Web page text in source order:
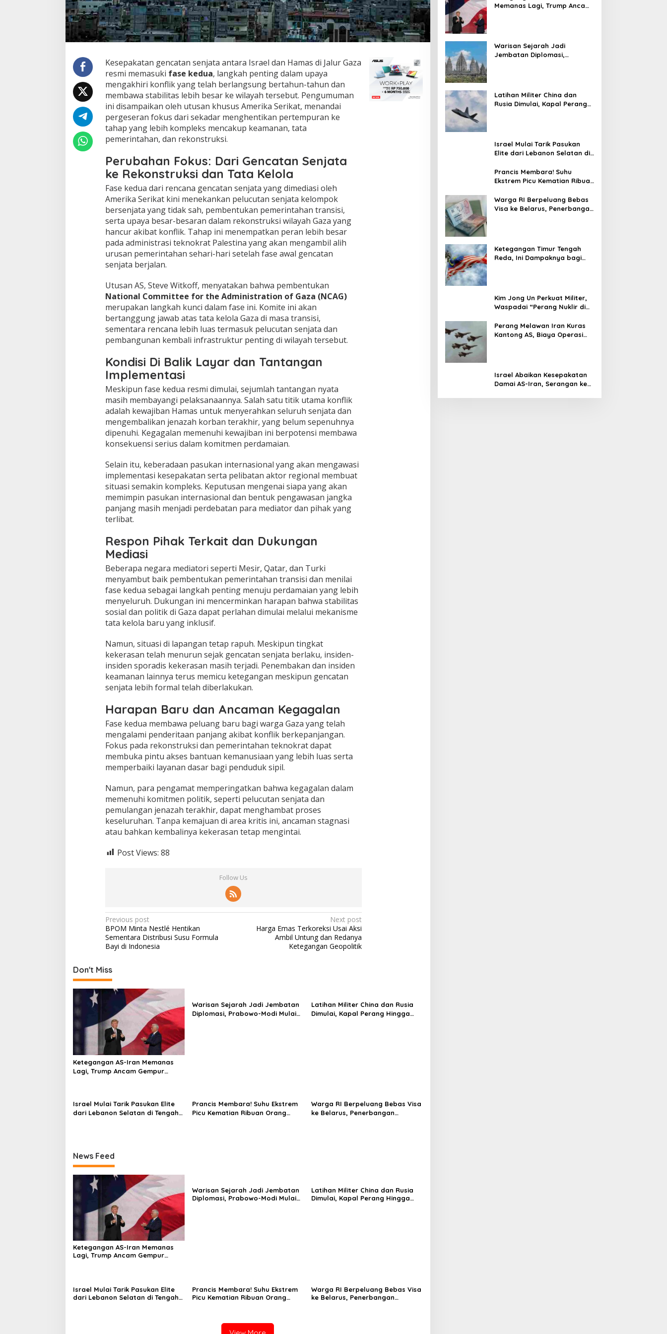
i
m
u
l
a
T
a
n
t
a
n
g
a
n
a
n
H
r
a
p
a
n
B
a
r
u
e
r
d
a
m
a
a
T
i
m
u
r
T
e
n
g
a
Kesepakatan gencatan senjata antara Israel dan Hamas di Jalur Gaza
resmi memasuki fase kedua, langkah penting dalam upaya
mengakhiri konflik yang telah berlangsung bertahun-tahun dan
membawa stabilitas lebih besar ke wilayah tersebut. Pengumuman
ini disampaikan oleh utusan khusus Amerika Serikat, menandai
pergeseran fokus dari sekadar menghentikan pertempuran ke
tahap yang lebih kompleks mencakup keamanan, tata
pemerintahan, dan rekonstruksi.
Perubahan Fokus: Dari Gencatan Senjata
ke Rekonstruksi dan Tata Kelola
Fase kedua dari rencana gencatan senjata yang dimediasi oleh
Amerika Serikat kini menekankan pelucutan senjata kelompok
bersenjata yang tidak sah, pembentukan pemerintahan transisi,
serta upaya besar-besaran dalam rekonstruksi wilayah Gaza yang
hancur akibat konflik. Tahap ini menempatkan peran lebih besar
pada administrasi teknokrat Palestina yang akan mengambil alih
urusan pemerintahan sehari-hari setelah fase awal gencatan
senjata berjalan.
Utusan AS, Steve Witkoff, menyatakan bahwa pembentukan
National Committee for the Administration of Gaza (NCAG)
merupakan langkah kunci dalam fase ini. Komite ini akan
bertanggung jawab atas tata kelola Gaza di masa transisi,
sementara rencana lebih luas termasuk pelucutan senjata dan
pembangunan kembali infrastruktur penting di wilayah tersebut.
Kondisi Di Balik Layar dan Tantangan
Implementasi
Meskipun fase kedua resmi dimulai, sejumlah tantangan nyata
masih membayangi pelaksanaannya. Salah satu titik utama konflik
adalah kewajiban Hamas untuk menyerahkan seluruh senjata dan
mengembalikan jenazah korban terakhir, yang belum sepenuhnya
dipenuhi. Kegagalan memenuhi kewajiban ini berpotensi membawa
konsekuensi serius dalam komitmen perdamaian.
Selain itu, keberadaan pasukan internasional yang akan mengawasi
implementasi kesepakatan serta pelibatan aktor regional membuat
situasi semakin kompleks. Keputusan mengenai siapa yang akan
memimpin pasukan internasional dan bentuk pengawasan jangka
panjang masih menjadi perdebatan para mediator dan pihak yang
terlibat.
Respon Pihak Terkait dan Dukungan
Mediasi
Beberapa negara mediatori seperti Mesir, Qatar, dan Turki
menyambut baik pembentukan pemerintahan transisi dan menilai
fase kedua sebagai langkah penting menuju perdamaian yang lebih
menyeluruh. Dukungan ini mencerminkan harapan bahwa stabilitas
sosial dan politik di Gaza dapat perlahan dimulai melalui mekanisme
tata kelola baru yang inklusif.
Namun, situasi di lapangan tetap rapuh. Meskipun tingkat
kekerasan telah menurun sejak gencatan senjata berlaku, insiden-
insiden sporadis kekerasan masih terjadi. Penembakan dan insiden
keamanan lainnya terus memicu ketegangan meskipun gencatan
senjata lebih formal telah diberlakukan.
Harapan Baru dan Ancaman Kegagalan
Fase kedua membawa peluang baru bagi warga Gaza yang telah
mengalami penderitaan panjang akibat konflik berkepanjangan.
Fokus pada rekonstruksi dan pemerintahan teknokrat dapat
membuka pintu akses bantuan kemanusiaan yang lebih luas serta
memperbaiki layanan dasar bagi penduduk sipil.
Namun, para pengamat memperingatkan bahwa kegagalan dalam
memenuhi komitmen politik, seperti pelucutan senjata dan
pemulangan jenazah terakhir, dapat menghambat proses
keseluruhan. Tanpa kemajuan di area kritis ini, ancaman stagnasi
atau bahkan kembalinya kekerasan tetap mengintai.
Post Views: 88
Follow Us
P
o
s
n
a
i
g
a
t
i
n
Previous post
BPOM Minta Nestlé Hentikan
Sementara Distribusi Susu Formula
Bayi di Indonesia
Next post
Harga Emas Terkoreksi Usai Aksi
Ambil Untung dan Redanya
Ketegangan Geopolitik
Don't Miss
Ketegangan AS-Iran Memanas
Lagi, Trump Ancam Gempur
Warisan Sejarah Jadi Jembatan
Diplomasi, Prabowo-Modi Mulai
Latihan Militer China dan Rusia
Dimulai, Kapal Perang Hingga
Israel Mulai Tarik Pasukan Elite
dari Lebanon Selatan di Tengah
Prancis Membara! Suhu Ekstrem
Picu Kematian Ribuan Orang
Warga RI Berpeluang Bebas Visa
ke Belarus, Penerbangan
News Feed
Ketegangan AS-Iran Memanas
Lagi, Trump Ancam Gempur
Warisan Sejarah Jadi Jembatan
Diplomasi, Prabowo-Modi Mulai
Latihan Militer China dan Rusia
Dimulai, Kapal Perang Hingga
Israel Mulai Tarik Pasukan Elite
dari Lebanon Selatan di Tengah
Prancis Membara! Suhu Ekstrem
Picu Kematian Ribuan Orang
Warga RI Berpeluang Bebas Visa
ke Belarus, Penerbangan
Memanas Lagi, Trump Ancam
Warisan Sejarah Jadi
Jembatan Diplomasi,
Latihan Militer China dan
Rusia Dimulai, Kapal Perang
Israel Mulai Tarik Pasukan
Elite dari Lebanon Selatan di
Hizbullah
Prancis Membara! Suhu
Ekstrem Picu Kematian Ribuan
Warga RI Berpeluang Bebas
Visa ke Belarus, Penerbangan
Ketegangan Timur Tengah
Reda, Ini Dampaknya bagi
Kim Jong Un Perkuat Militer,
Waspadai “Perang Nuklir di
Perang Melawan Iran Kuras
Kantong AS, Biaya Operasi
Israel Abaikan Kesepakatan
Damai AS-Iran, Serangan ke